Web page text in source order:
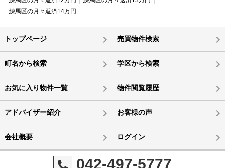
練馬区の月々返済14万円
トップページ 売買物件検索
町名から検索 学区から検索
お気に入り物件一覧 物件閲覧履歴
アドバイザー紹介 お客様の声
会社概要 ログイン
042-497-5777